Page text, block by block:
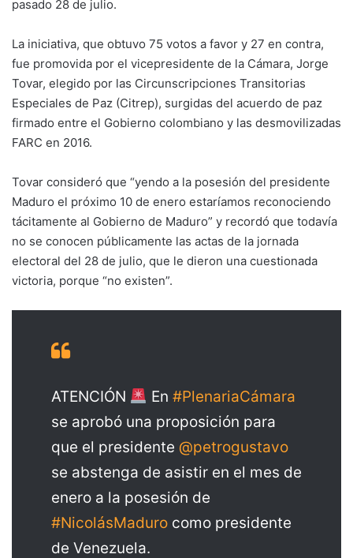
pasado 28 de julio.
La iniciativa, que obtuvo 75 votos a favor y 27 en contra,
fue promovida por el vicepresidente de la Cámara, Jorge
Tovar, elegido por las Circunscripciones Transitorias
Especiales de Paz (Citrep), surgidas del acuerdo de paz
firmado entre el Gobierno colombiano y las desmovilizadas
FARC en 2016.
Tovar consideró que “yendo a la posesión del presidente
Maduro el próximo 10 de enero estaríamos reconociendo
tácitamente al Gobierno de Maduro” y recordó que todavía
no se conocen públicamente las actas de la jornada
electoral del 28 de julio, que le dieron una cuestionada
victoria, porque “no existen”.
ATENCIÓN En #PlenariaCámara
se aprobó una proposición para
que el presidente @petrogustavo
se abstenga de asistir en el mes de
enero a la posesión de
#NicolásMaduro como presidente
de Venezuela.